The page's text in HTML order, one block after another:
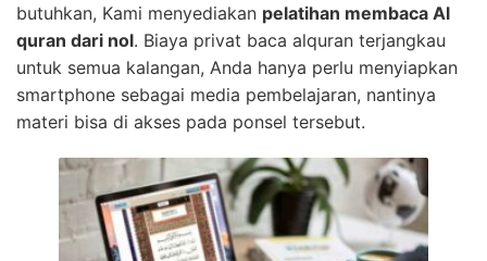
butuhkan, Kami menyediakan pelatihan membaca Al
quran dari nol. Biaya privat baca alquran terjangkau
untuk semua kalangan, Anda hanya perlu menyiapkan
smartphone sebagai media pembelajaran, nantinya
materi bisa di akses pada ponsel tersebut.